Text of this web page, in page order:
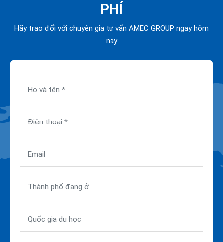
PHÍ
Hãy trao đổi với chuyên gia tư vấn AMEC GROUP ngay hôm
nay